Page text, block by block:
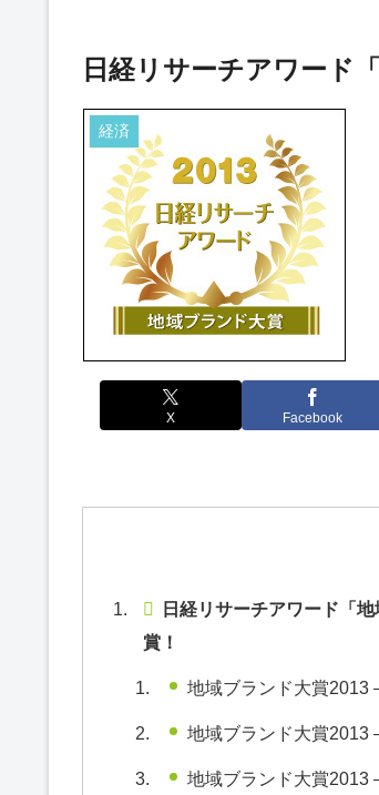
日経リサーチアワード
経済
X Facebook
日経リサーチアワード「
賞！
地域ブランド大賞2013
地域ブランド大賞2013
地域ブランド大賞2013